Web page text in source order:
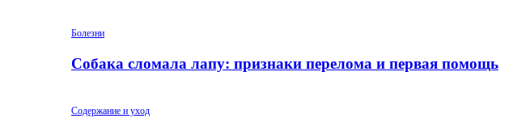
Болезни
Собака сломала лапу: признаки перелома и первая помощь
Содержание и уход